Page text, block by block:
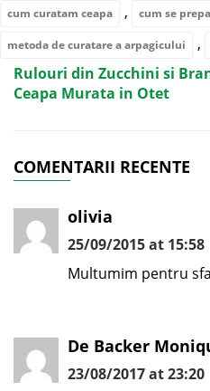
cum curatam ceapa , cum se
metoda de curatare a arpagicului ,
Rulouri din Zucchini si
Ceapa Murata in Otet
COMENTARII RECENTE
olivia
25/09/2015 at 15:58
Multumim pentru
De Backer
23/08/2017 at 23:20